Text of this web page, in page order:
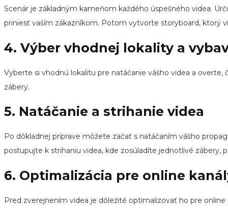
Scenár je základným kameňom každého úspešného videa.
priniesť vaším zákazníkom. Potom vytvorte storyboard, ktorý
4. Výber vhodnej lokality a
Vyberte si vhodnú lokalitu pre natáčanie vášho videa a
zábery.
5. Natáčanie a strihanie videa
Po dôkladnej príprave môžete začať s natáčaním vášho
postupujte k strihaniu videa, kde zosúladíte jednotlivé
6. Optimalizácia pre online
Pred zverejnením videa je dôležité optimalizovať ho pre